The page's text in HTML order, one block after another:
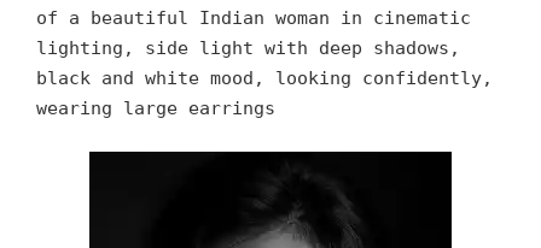
of a beautiful Indian woman in cinematic
lighting, side light with deep shadows,
black and white mood, looking confidently,
wearing large earrings